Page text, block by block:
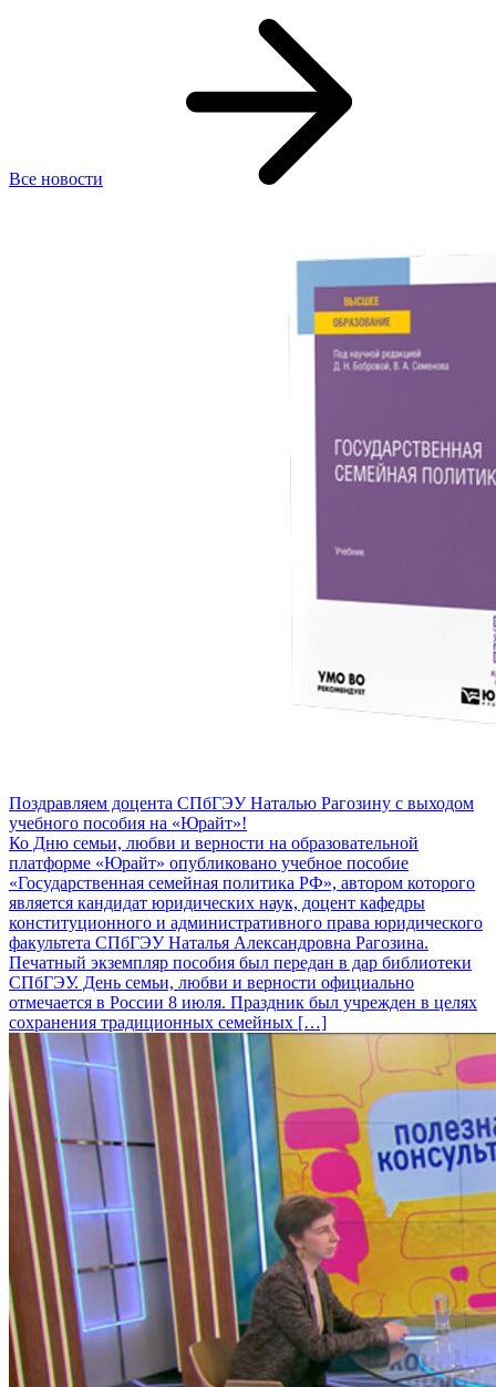
Все новости
Поздравляем доцента СПбГЭУ Наталью Рагозину с выходом
учебного пособия на «Юрайт»!
Ко Дню семьи, любви и верности на образовательной
платформе «Юрайт» опубликовано учебное пособие
«Государственная семейная политика РФ», автором которого
является кандидат юридических наук, доцент кафедры
конституционного и административного права юридического
факультета СПбГЭУ Наталья Александровна Рагозина.
Печатный экземпляр пособия был передан в дар библиотеки
СПбГЭУ. День семьи, любви и верности официально
отмечается в России 8 июля. Праздник был учрежден в целях
сохранения традиционных семейных […]